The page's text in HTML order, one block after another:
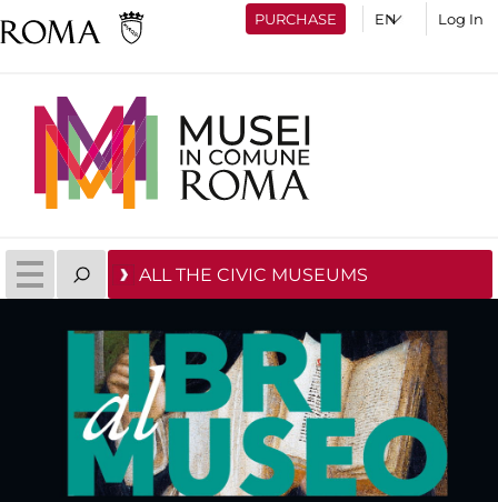
PURCHASE Log In
ALL THE CIVIC MUSEUMS